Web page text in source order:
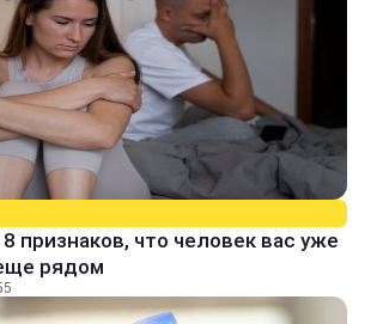
признаков, что человек вас уже
рядом